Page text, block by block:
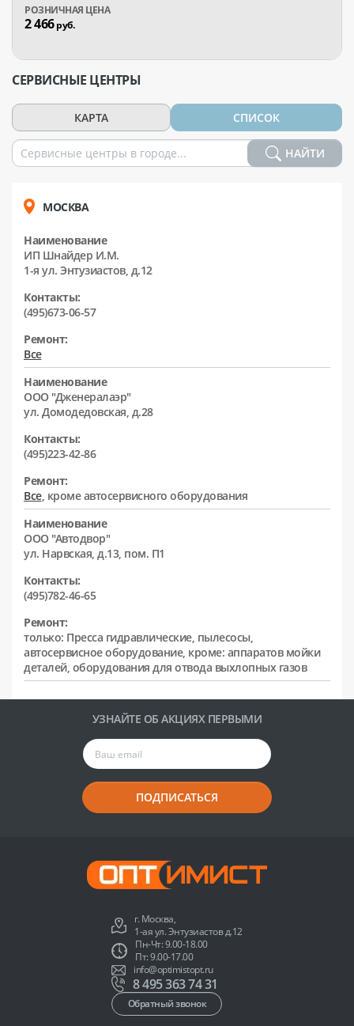
2 466руб.
СЕРВИСНЫЕ ЦЕНТРЫ
КАРТА СПИСОК
НАЙТИ
МОСКВА
Наименование
ИП Шнайдер И.М.
1-я ул. Энтузиастов, д.12
Контакты:
(495)673-06-57
Ремонт:
Все
Наименование
ООО "Дженералаэр"
ул. Домодедовская, д.28
Контакты:
(495)223-42-86
Ремонт:
Все, кроме автосервисного оборудования
Наименование
ООО "Автодвор"
ул. Нарвская, д.13, пом. П1
Контакты:
(495)782-46-65
Ремонт:
только: Пресса гидравлические, пылесосы,
автосервисное оборудование, кроме: аппаратов мойки
деталей, оборудования для отвода выхлопных газов
УЗНАЙТЕ ОБ АКЦИЯХ ПЕРВЫМИ
ПОДПИСАТЬСЯ
г. Москва,
1-ая ул. Энтузиастов д.12
Пн-Чт: 9.00-18.00
Пт: 9.00-17.00
info@optimistopt.ru
8 495 363 74 31
Обратный звонок